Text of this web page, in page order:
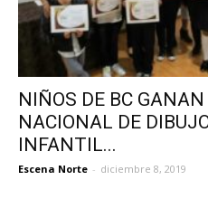
NIÑOS DE BC GANAN
NACIONAL DE
INFANTIL...
Escena Norte - diciembre 8, 2019